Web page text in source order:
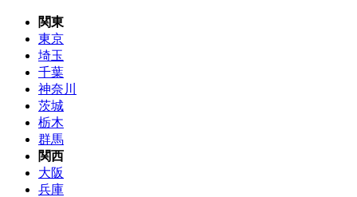
関東
東京
埼玉
千葉
神奈川
茨城
栃木
群馬
関西
大阪
兵庫